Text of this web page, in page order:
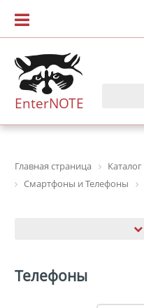
EnterNOTE
Главная страница Каталог
Смартфоны и Телефоны
Телефоны